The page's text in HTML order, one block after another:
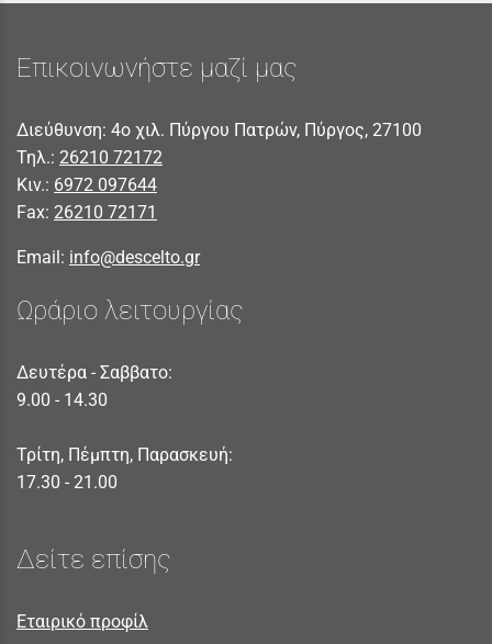
Επικοινωνήστε μαζί μας
Διεύθυνση: 4ο χιλ. Πύργου Πατρών, Πύργος, 27100
Τηλ.: 26210 72172
Κιν.: 6972 097644
Fax: 26210 72171
Email: info@descelto.gr
Ωράριο λειτουργίας
Δευτέρα - Σαββατο:
9.00 - 14.30
Τρίτη, Πέμπτη, Παρασκευή:
17.30 - 21.00
Δείτε επίσης
Εταιρικό προφίλ